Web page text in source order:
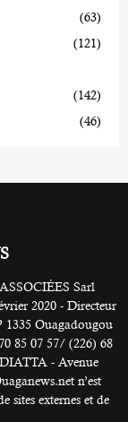
(63)
(121)
(142)
(46)
Sarl
2020 - Directeur
Ouagadougou
85 07 57/ (226) 68
- Avenue
n’est
sites externes et de